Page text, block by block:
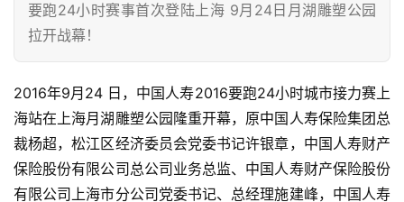
要跑24小时赛事首次登陆上海 9月24日月湖雕塑公园
拉开战幕！
2016年9月24 日，中国人寿2016要跑24小时城市接力赛上
海站在上海月湖雕塑公园隆重开幕，原中国人寿保险集团总
裁杨超，松江区经济委员会党委书记许银章，中国人寿财产
保险股份有限公司总公司业务总监、中国人寿财产保险股份
有限公司上海市分公司党委书记、总经理施建峰，中国人寿